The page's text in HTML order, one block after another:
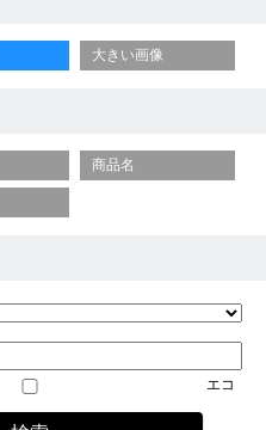
大きい画像
商品名
エコ